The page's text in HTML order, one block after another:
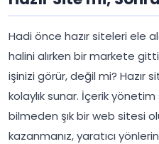
Hadi önce hazır siteleri ele
halini alırken bir markete
işinizi görür, değil mi? Hazır
kolaylık sunar. İçerik
bilmeden şık bir web sitesi
kazanmanız, yaratıcı